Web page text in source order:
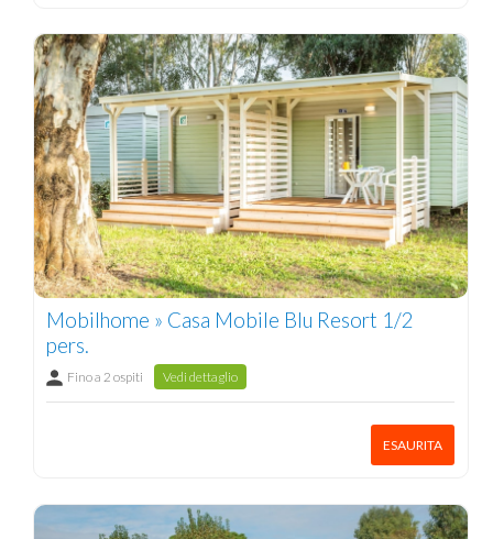
Mobilhome » Casa Mobile Blu Resort 1/2
pers.
Fino a 2 ospiti Vedi dettaglio
ESAURITA